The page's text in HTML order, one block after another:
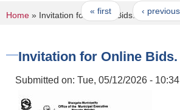
Pages
« first ‹ previous
You are here
Home » Invitation for Online Bids.
Invitation for Online Bids.
Submitted on: Tue, 05/12/2026 - 10:34